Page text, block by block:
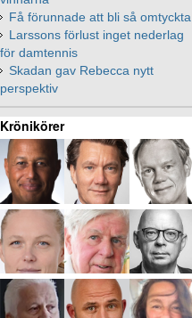
Få förunnade att bli så omtyckta
Larssons förlust inget nederlag
för damtennis
Skadan gav Rebecca nytt
perspektiv
Krönikörer